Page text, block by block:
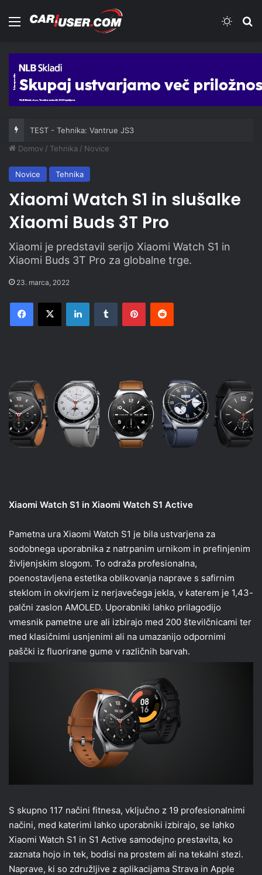
Meni
TEST - Tehnika: Vantrue JS3
Domov / Tehnika / Novice
Novice Tehnika
Xiaomi Watch S1 in slušalke
Xiaomi Buds 3T Pro
Xiaomi je predstavil serijo Xiaomi Watch S1 in
Xiaomi Buds 3T Pro za globalne trge.
23. marca, 2022
Facebook
X LinkedInTumblr PinterestReddit
Xiaomi Watch S1 in Xiaomi Watch S1 Active
Pametna ura Xiaomi Watch S1 je bila ustvarjena za
sodobnega uporabnika z natrpanim urnikom in prefinjenim
življenjskim slogom. To odraža profesionalna,
poenostavljena estetika oblikovanja naprave s safirnim
steklom in okvirjem iz nerjavečega jekla, v katerem je 1,43-
palčni zaslon AMOLED. Uporabniki lahko prilagodijo
vmesnik pametne ure ali izbirajo med 200 številčnicami ter
med klasičnimi usnjenimi ali na umazanijo odpornimi
paščki iz fluorirane gume v različnih barvah.
S skupno 117 načini fitnesa, vključno z 19 profesionalnimi
načini, med katerimi lahko uporabniki izbirajo, se lahko
Xiaomi Watch S1 in S1 Active samodejno prestavita, ko
zaznata hojo in tek, bodisi na prostem ali na tekalni stezi.
Naprave, ki so združljive z aplikacijama Strava in Apple